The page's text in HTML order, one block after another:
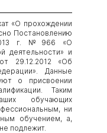
«О прохождении
Постановлению
г. №966 «О
деятельности» и
29.12.2012 «Об
Данные
о присвоении
Таким
обучающих
ни
обучением, а,
подлежит.